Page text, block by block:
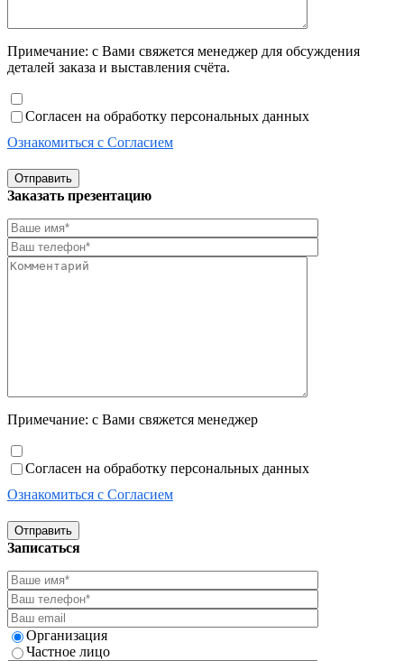
Примечание: с Вами свяжется менеджер для обсуждения
деталей заказа и выставления счёта.
Согласен на обработку персональных данных
Ознакомиться с Согласием
Отправить
Заказать презентацию
Примечание: с Вами свяжется менеджер
Согласен на обработку персональных данных
Ознакомиться с Согласием
Отправить
Записаться
Организация
Частное лицо